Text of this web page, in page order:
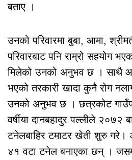
बताए ।
उनको परिवारमा बुबा, आमा,
परिवारबाट पनि राम्रो सहयोग
मिलेको उनको अनुभव छ । साथै
भएको तरकारी खादा कुनै रोग
उनको अनुभव छ । छत्रकोट
वर्षीया दानबहादुर पल्लीले २०७२
टनेलबाहिर टमाटर खेती शुरु गरे।
४१ वटा टनेल बनाएका छन् ।